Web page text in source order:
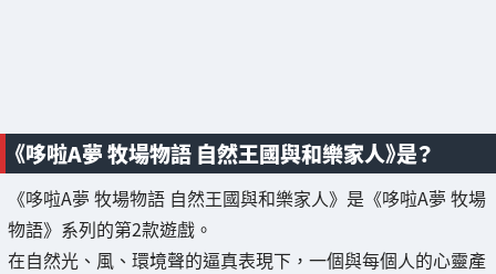
《哆啦A夢 牧場物語 自然王國與和樂家人》是？
《哆啦A夢 牧場物語 自然王國與和樂家人》是《哆啦A夢 牧場
物語》系列的第2款遊戲。
在自然光、風、環境聲的逼真表現下，一個與每個人的心靈產